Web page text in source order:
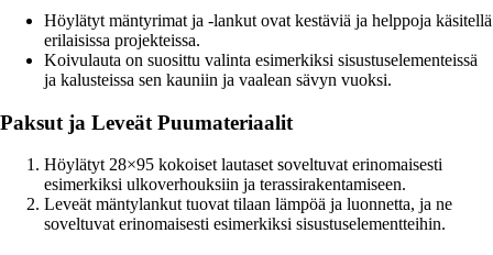
Höylätyt mäntyrimat ja -lankut ovat kestäviä ja helppoja käsitellä
erilaisissa projekteissa.
Koivulauta on suosittu valinta esimerkiksi sisustuselementeissä
ja kalusteissa sen kauniin ja vaalean sävyn vuoksi.
Paksut ja Leveät Puumateriaalit
Höylätyt 28×95 kokoiset lautaset soveltuvat erinomaisesti
esimerkiksi ulkoverhouksiin ja terassirakentamiseen.
Leveät mäntylankut tuovat tilaan lämpöä ja luonnetta, ja ne
soveltuvat erinomaisesti esimerkiksi sisustuselementteihin.